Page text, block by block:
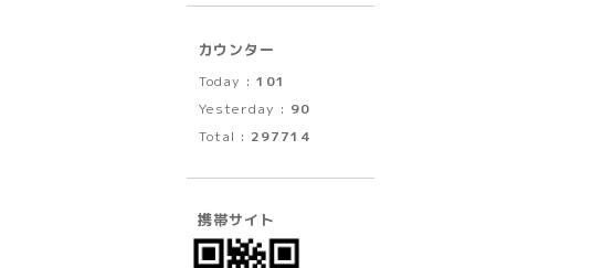
カウンター
Today : 101
Yesterday : 90
Total : 297714
携帯サイト